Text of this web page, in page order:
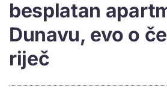
besplatan
Dunavu, evo o
riječ